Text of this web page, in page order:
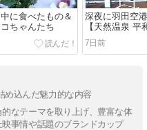
に食べたもの＆
ちゃんたち
深夜に羽田空
【天然温泉 平
7日前
め込んだ魅力的な内容
なテーマを取り上げ、豊富な体
事情や話題のブランドカップ